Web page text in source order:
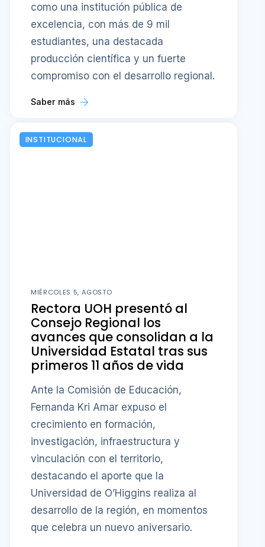
como una institución pública de
excelencia, con más de 9 mil
estudiantes, una destacada
producción científica y un fuerte
compromiso con el desarrollo regional.
Saber más
INSTITUCIONAL
MIÉRCOLES 5, AGOSTO
Rectora UOH presentó al
Consejo Regional los
avances que consolidan a la
Universidad Estatal tras sus
primeros 11 años de vida
Ante la Comisión de Educación,
Fernanda Kri Amar expuso el
crecimiento en formación,
investigación, infraestructura y
vinculación con el territorio,
destacando el aporte que la
Universidad de O’Higgins realiza al
desarrollo de la región, en momentos
que celebra un nuevo aniversario.